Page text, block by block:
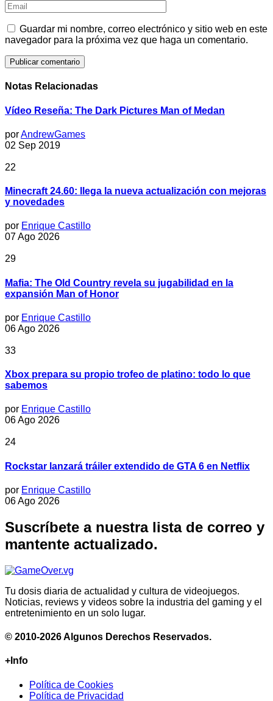
Guardar mi nombre, correo electrónico y sitio web en este
navegador para la próxima vez que haga un comentario.
Notas Relacionadas
Vídeo Reseña: The Dark Pictures Man of Medan
porAndrewGames
02 Sep 2019
22
Minecraft 24.60: llega la nueva actualización con mejoras
y novedades
por Enrique Castillo
07 Ago 2026
29
Mafia: The Old Country revela su jugabilidad en la
expansión Man of Honor
por Enrique Castillo
06 Ago 2026
33
Xbox prepara su propio trofeo de platino: todo lo que
sabemos
por Enrique Castillo
06 Ago 2026
24
Rockstar lanzará tráiler extendido de GTA 6 en Netflix
por Enrique Castillo
06 Ago 2026
Suscríbete a nuestra lista de correo y
mantente actualizado.
Tu dosis diaria de actualidad y cultura de videojuegos.
Noticias, reviews y videos sobre la industria del gaming y el
entretenimiento en un solo lugar.
© 2010-2026 Algunos Derechos Reservados.
+Info
Política de Cookies
Política de Privacidad